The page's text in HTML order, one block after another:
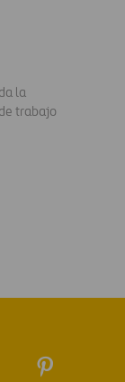
la
trabajo